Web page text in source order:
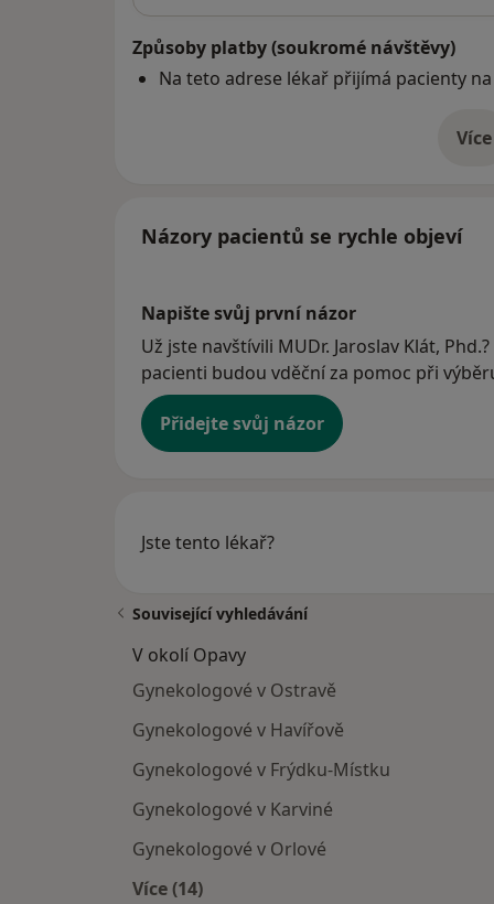
Způsoby platby (soukromé návštěvy)
Na teto adrese lékař přijímá pacienty
Více
o
Názory pacientů se rychle objeví
Napište svůj první názor
Už jste navštívili MUDr. Jaroslav Klát,
pacienti budou vděční za pomoc při
Přidejte svůj názor
Jste tento lékař?
Související vyhledávání
V okolí Opavy
Gynekologové v Ostravě
Gynekologové v Havířově
Gynekologové v Frýdku-Místku
Gynekologové v Karviné
Gynekologové v Orlové
Více (14)